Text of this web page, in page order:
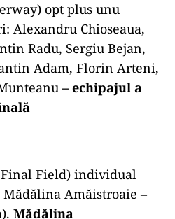
opt plus unu
Alexandru Chioseaua,
Radu, Sergiu Bejan,
Adam, Florin Arteni,
– echipajul a
Final Field) individual
Amăistroaie –
Mădălina